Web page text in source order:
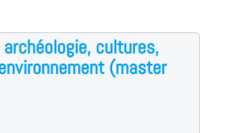
cultures,
(master